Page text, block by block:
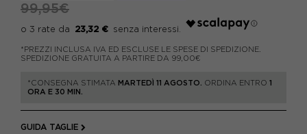
99,95€
23,32 €
*PREZZI INCLUSA IVA ED ESCLUSE LE SPESE DI SPEDIZIONE.
SPEDIZIONE GRATUITA A PARTIRE DA 99,00€
*CONSEGNA STIMATA MARTEDÌ 11 AGOSTO. ORDINA ENTRO 1
ORA E 30 MIN.
GUIDA TAGLIE